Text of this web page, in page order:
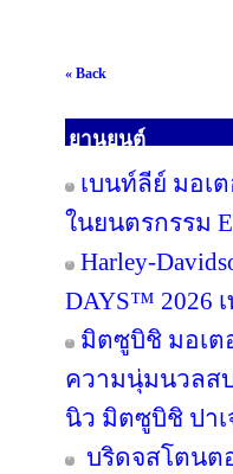
« Back
ยานยนต์
เบนท์ลีย์ มอเ
ในยนตรกรรม
Harley-
DAYS™ 2026
มิตซูบิชิ มอเต
ความนุ่มนวลส
นิว มิตซูบิชิ ปาเ
บริดจสโตนต